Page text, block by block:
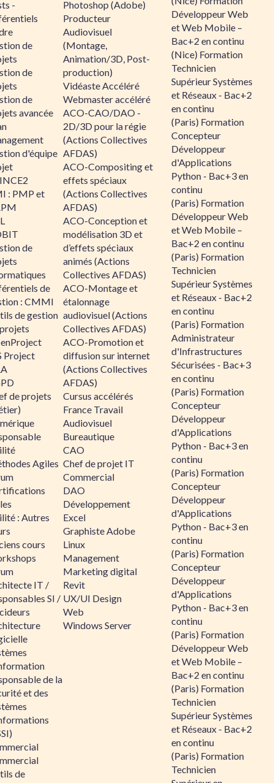
-
de
de
de
avancée
d'équipe
: PMP et
de
de
: CMMI
de gestion
Project
de projets
Agiles
: Autres
cours
IT /
SI /
de la
et des
de
Photoshop (Adobe)
Producteur
Audiovisuel
(Montage,
Animation/3D, Post-
production)
Vidéaste Accéléré
Webmaster accéléré
ACO-CAO/DAO -
2D/3D pour la régie
(Actions Collectives
AFDAS)
ACO-Compositing et
effets spéciaux
(Actions Collectives
AFDAS)
ACO-Conception et
modélisation 3D et
d’effets spéciaux
animés (Actions
Collectives AFDAS)
ACO-Montage et
étalonnage
audiovisuel (Actions
Collectives AFDAS)
ACO-Promotion et
diffusion sur internet
(Actions Collectives
AFDAS)
Cursus accélérés
France Travail
Audiovisuel
Bureautique
CAO
Chef de projet IT
Commercial
DAO
Développement
Excel
Graphiste Adobe
Linux
Management
Marketing digital
Revit
UX/UI Design
Web
Windows Server
Développeur Web
et Web Mobile –
Bac+2 en continu
(Nice) Formation
Technicien
Supérieur Systèmes
et Réseaux - Bac+2
en continu
(Paris) Formation
Concepteur
Développeur
d'Applications
Python - Bac+3 en
continu
(Paris) Formation
Développeur Web
et Web Mobile –
Bac+2 en continu
(Paris) Formation
Technicien
Supérieur Systèmes
et Réseaux - Bac+2
en continu
(Paris) Formation
Administrateur
d'Infrastructures
Sécurisées - Bac+3
en continu
(Paris) Formation
Concepteur
Développeur
d'Applications
Python - Bac+3 en
continu
(Paris) Formation
Concepteur
Développeur
d'Applications
Python - Bac+3 en
continu
(Paris) Formation
Concepteur
Développeur
d'Applications
Python - Bac+3 en
continu
(Paris) Formation
Développeur Web
et Web Mobile –
Bac+2 en continu
(Paris) Formation
Technicien
Supérieur Systèmes
et Réseaux - Bac+2
en continu
(Paris) Formation
Technicien